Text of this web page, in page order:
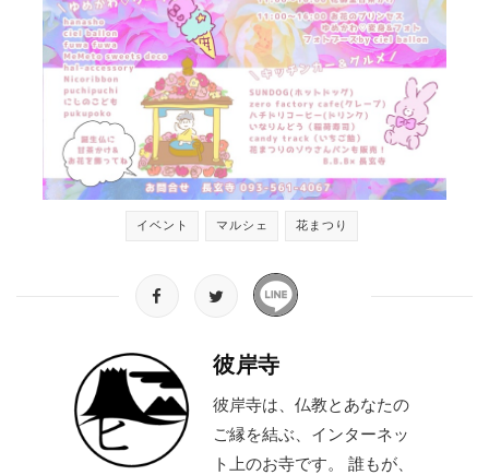
イベント マルシェ 花まつり
彼岸寺
彼岸寺は、仏教とあなたの
ご縁を結ぶ、インターネッ
ト上のお寺です。 誰もが、